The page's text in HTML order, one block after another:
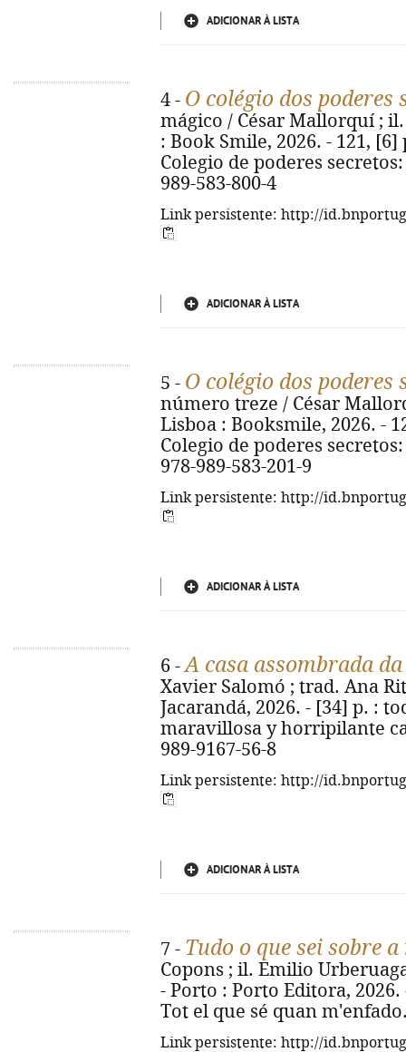
ADICIONAR À LISTA
4 - O colégio dos poderes
mágico / César Mallorquí ;
: Book Smile, 2026. - 121,
Colegio de poderes
989-583-800-4
Link persistente: http://
ADICIONAR À LISTA
5 - O colégio dos poderes
número treze / César
Lisboa : Booksmile, 2026. -
Colegio de poderes
978-989-583-201-9
Link persistente: http://
ADICIONAR À LISTA
6 -A casa assombrada
Xavier Salomó ; trad. Ana
Jacarandá, 2026. - [34] p. :
maravillosa y horripilante
989-9167-56-8
Link persistente: http://
ADICIONAR À LISTA
7 - Tudo o que sei sobre
Copons ; il. Emilio
- Porto : Porto Editora,
Tot el que sé quan
Link persistente: http://